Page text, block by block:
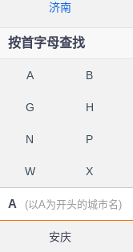
济南
按首字母查找
A B
G H
N P
W X
A (以A为开头的城市名)
安庆